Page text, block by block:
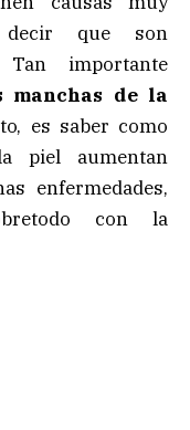
decir que son
Tan importante
manchas de la
es saber como
piel aumentan
enfermedades,
con la